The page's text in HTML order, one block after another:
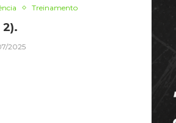
Treinamento
2025